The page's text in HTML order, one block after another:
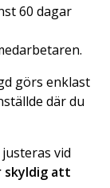
60 dagar
görs enklast
där du
vid
skyldig att